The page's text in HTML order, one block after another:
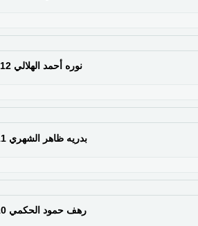
نوره أحمد الهلالي 11812
بدريه ظاهر الشهري 11811
رهف حمود الحكمي 11810